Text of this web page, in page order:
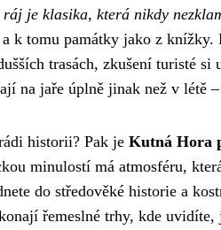
ráj je klasika, která nikdy
a k tomu památky jako z
trasách, zkušení turisté
na jaře úplně jinak než v létě
historii? Pak je Kutná Hora
minulostí má atmosféru,
do středověké historie a
řemeslné trhy, kde